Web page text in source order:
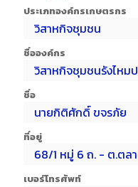
ประเภทองค์กรเกษตรกร
วิสาหกิจชุมชน
ชื่อองค์กร
วิสาหกิจชุมชนรังไหม
ชื่อ
นายกิติศักดิ์ ขจรภัย
ที่อยู่
68/1 หมู่ 6 ถ. - ต.ตล
เบอร์โทรศัพท์